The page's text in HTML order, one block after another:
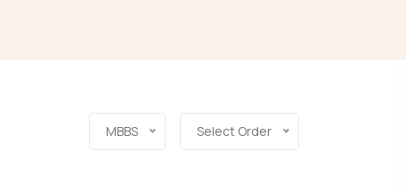
MBBS Select Order